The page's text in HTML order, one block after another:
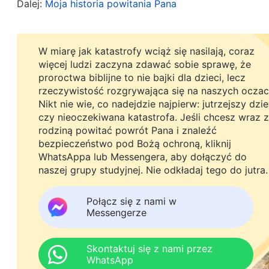
Powiedziałam Vanessie o swoich
„Zawsze wierzyliśmy, że Bóg jest miłosierny i
więc gdy mówi surowo, to uznajemy, że to nie
faktami i z prawdą? W każdym wieku Bóg
nagany, sądu i klątwy. Tylko my nie
Biblii: Rzekł Bóg Jahwe: »Jego stróżowie są
psami, nie mogą szczekać; są ospali, leżą,
to pasterze niezdolni do zrozumienia. Wszyscy
szuka własnego zysku«(Iz 56:10-11). A Pan Jezus
będziecie mogli uniknąć potępienia ognia
święte, i nie rzucajcie swoich pereł przed
się, nie rozszarpały was
« (Mt 7:6)
. Istnieje o
Wieku Prawa i w Wieku Łaski Bóg ganił,
Dalej: Moja historia powitania Pana
W miarę jak katastrofy wciąż się nasilają, coraz
więcej ludzi zaczyna zdawać sobie sprawę, że
proroctwa biblijne to nie bajki dla dzieci, lecz
rzeczywistość rozgrywająca się na naszych
Nikt nie wie, co nadejdzie najpierw: jutrzejszy
czy nieoczekiwana katastrofa. Jeśli chcesz wraz z
rodziną powitać powrót Pana i znaleźć
bezpieczeństwo pod Bożą ochroną, kliknij
WhatsAppa lub Messengera, aby dołączyć do
naszej grupy studyjnej. Nie odkładaj tego do jutra.
Połącz się z nami w
Messengerze
Skontaktuj się z nami przez
WhatsApp